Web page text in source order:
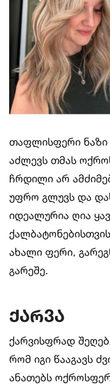
თაფლისფერი ნაზი
აძლევს თმას
ჩრდილი არ
უფრო გლუვს და
იდეალურია ღია
ახალი ფერი,
გარეშე.
ქარვა
ქარვისფრად
რომ იგი წააგავს
ანათებს